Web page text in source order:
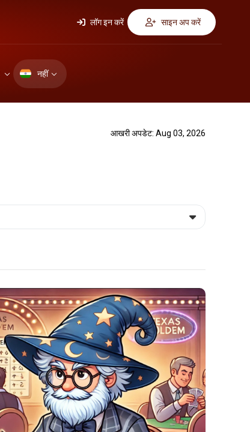
लॉग इन करें साइन अप करें
नहीं
आखरी अपडेट: Aug 03, 2026